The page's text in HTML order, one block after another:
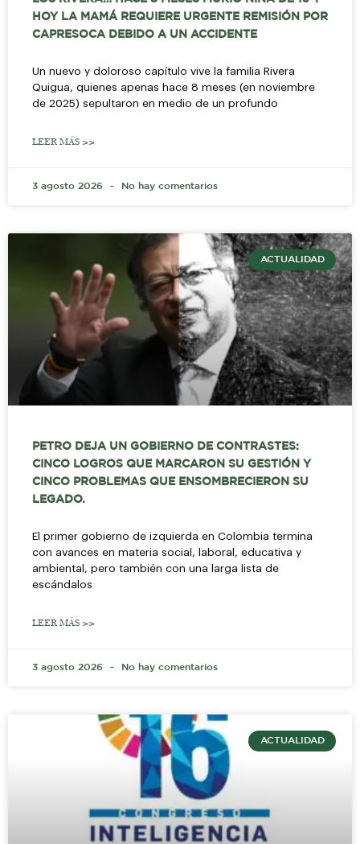
HOY LA MAMÁ REQUIERE URGENTE REMISIÓN POR
CAPRESOCA DEBIDO A UN ACCIDENTE
Un nuevo y doloroso capítulo vive la familia Rivera
Quigua, quienes apenas hace 8 meses (en noviembre
de 2025) sepultaron en medio de un profundo
LEER MÁS >>
3 agosto 2026 No hay comentarios
ACTUALIDAD
PETRO DEJA UN GOBIERNO DE CONTRASTES:
CINCO LOGROS QUE MARCARON SU GESTIÓN Y
CINCO PROBLEMAS QUE ENSOMBRECIERON SU
LEGADO.
El primer gobierno de izquierda en Colombia termina
con avances en materia social, laboral, educativa y
ambiental, pero también con una larga lista de
escándalos
LEER MÁS >>
3 agosto 2026 No hay comentarios
ACTUALIDAD